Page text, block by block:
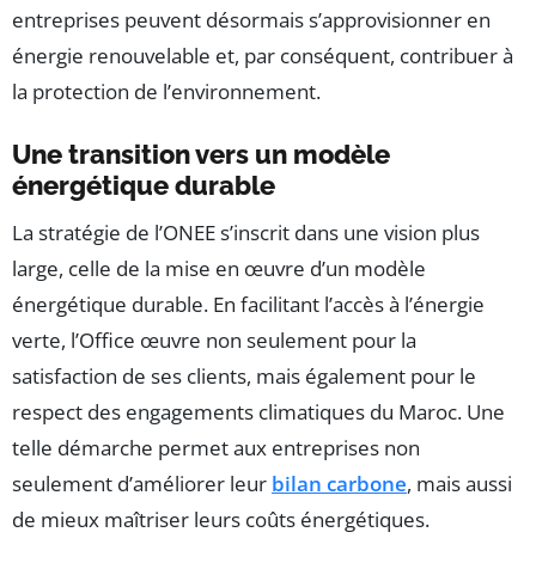
entreprises peuvent désormais s’approvisionner en
énergie renouvelable et, par conséquent, contribuer à
la protection de l’environnement.
Une transition vers un modèle
énergétique durable
La stratégie de l’ONEE s’inscrit dans une vision plus
large, celle de la mise en œuvre d’un modèle
énergétique durable. En facilitant l’accès à l’énergie
verte, l’Office œuvre non seulement pour la
satisfaction de ses clients, mais également pour le
respect des engagements climatiques du Maroc. Une
telle démarche permet aux entreprises non
seulement d’améliorer leur bilan carbone, mais aussi
de mieux maîtriser leurs coûts énergétiques.